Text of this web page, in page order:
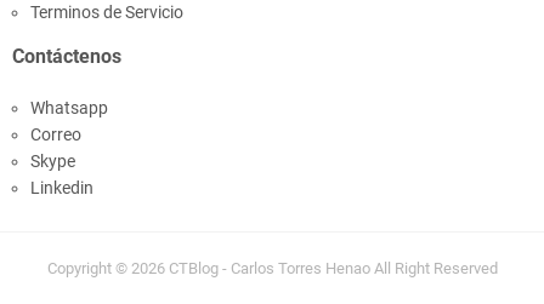
Terminos de Servicio
Contáctenos
Whatsapp
Correo
Skype
Linkedin
Copyright © 2026 CTBlog - Carlos Torres HenaoAll Right Reserved